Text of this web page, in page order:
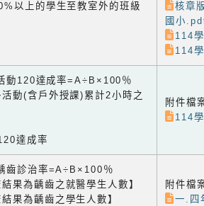
以上的學生至教室外的班級
核章
國小
114
114
動120達成率=A÷B×100％
動(含戶外授課)累計2小時之
達成率
附件檔
114
齒診治率=A÷B×100％
果為齲齒之就醫學生人數】
果為齲齒之學生人數】
附件檔
一.四